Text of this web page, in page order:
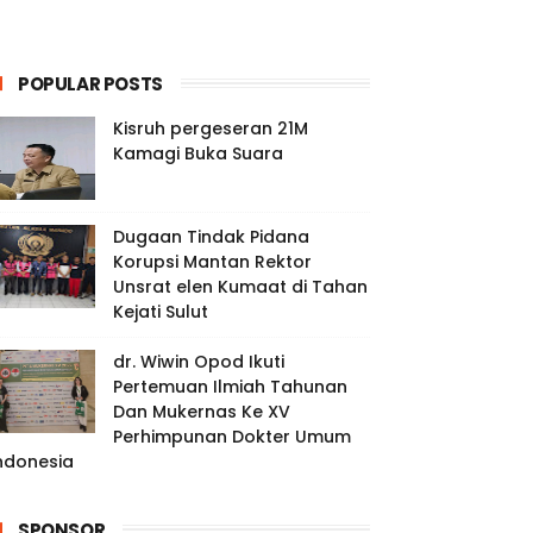
POPULAR POSTS
Kisruh pergeseran 21M
Kamagi Buka Suara
Dugaan Tindak Pidana
Korupsi Mantan Rektor
Unsrat elen Kumaat di Tahan
Kejati Sulut
dr. Wiwin Opod Ikuti
Pertemuan Ilmiah Tahunan
Dan Mukernas Ke XV
Perhimpunan Dokter Umum